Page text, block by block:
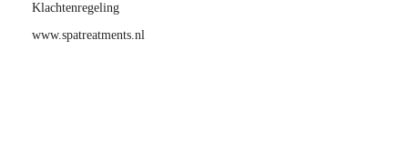
Klachtenregeling
www.spatreatments.nl